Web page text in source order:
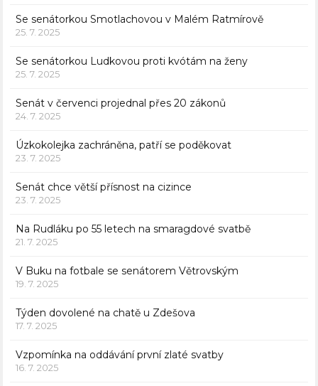
Se senátorkou Smotlachovou v Malém Ratmírově
25. 7. 2025
Se senátorkou Ludkovou proti kvótám na ženy
25. 7. 2025
Senát v červenci projednal přes 20 zákonů
24. 7. 2025
Úzkokolejka zachráněna, patří se poděkovat
23. 7. 2025
Senát chce větší přísnost na cizince
23. 7. 2025
Na Rudláku po 55 letech na smaragdové svatbě
21. 7. 2025
V Buku na fotbale se senátorem Větrovským
19. 7. 2025
Týden dovolené na chatě u Zdešova
17. 7. 2025
Vzpomínka na oddávání první zlaté svatby
16. 7. 2025